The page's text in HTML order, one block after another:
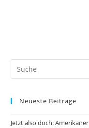
Neueste Beiträge
Jetzt also doch: Amerikaner